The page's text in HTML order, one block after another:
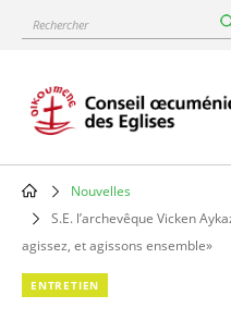
content
Rechercher
Main
navigation
Breadcrumb
Nouvelles
S.E. l’archevêque Vicken
agissez, et agissons ensemble»
ENTRETIEN